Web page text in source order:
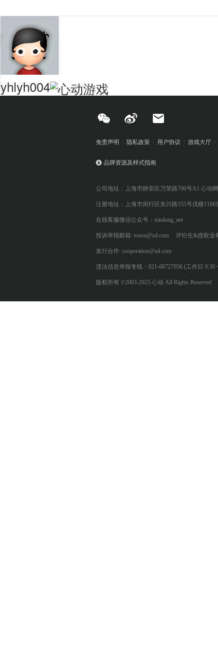
yhlyh004
免责声明 隐私政策 用户协议 游戏大厅
品牌资源及样式指南
公司地址：上海市静安区万荣路700号A1 心动
注册地址：上海市闵行区东川路555号戊楼1166
在线客服微信公众号：xindong_net
投诉举报邮箱: tousu@xd.com IP衍生&授权业
发行合作: cooperation@xd.com
违法信息举报专线：021-60727056 (工作日 9:30
版权所有 ©2003-2025 心动 All Rights Reserved